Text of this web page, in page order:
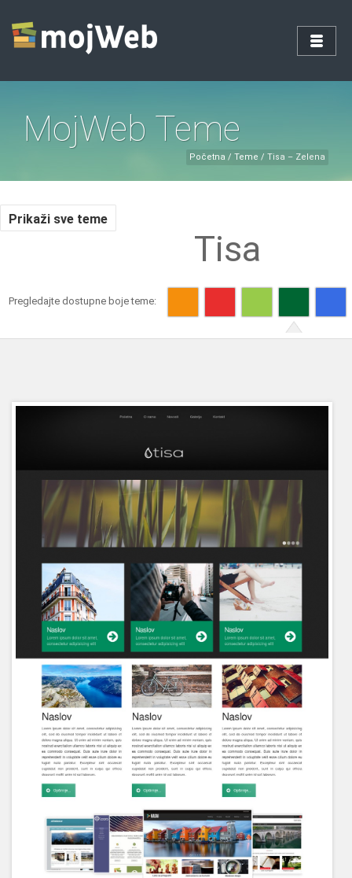
MojWeb Teme
Početna / Teme / Tisa – Zelena
Prikaži sve teme
Tisa
Pregledajte dostupne boje teme: